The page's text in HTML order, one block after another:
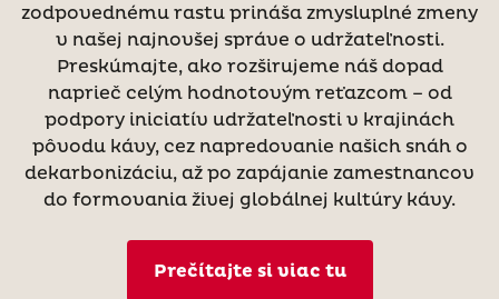
zodpovednému rastu prináša zmysluplné zmeny
v našej najnovšej správe o udržateľnosti.
Preskúmajte, ako rozširujeme náš dopad
naprieč celým hodnotovým reťazcom – od
podpory iniciatív udržateľnosti v krajinách
pôvodu kávy, cez napredovanie našich snáh o
dekarbonizáciu, až po zapájanie zamestnancov
do formovania živej globálnej kultúry kávy.
Prečítajte si viac tu